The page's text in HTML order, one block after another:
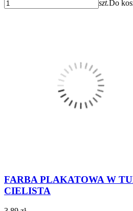
szt.Do
FARBA PLAKATOWA W
CIELISTA